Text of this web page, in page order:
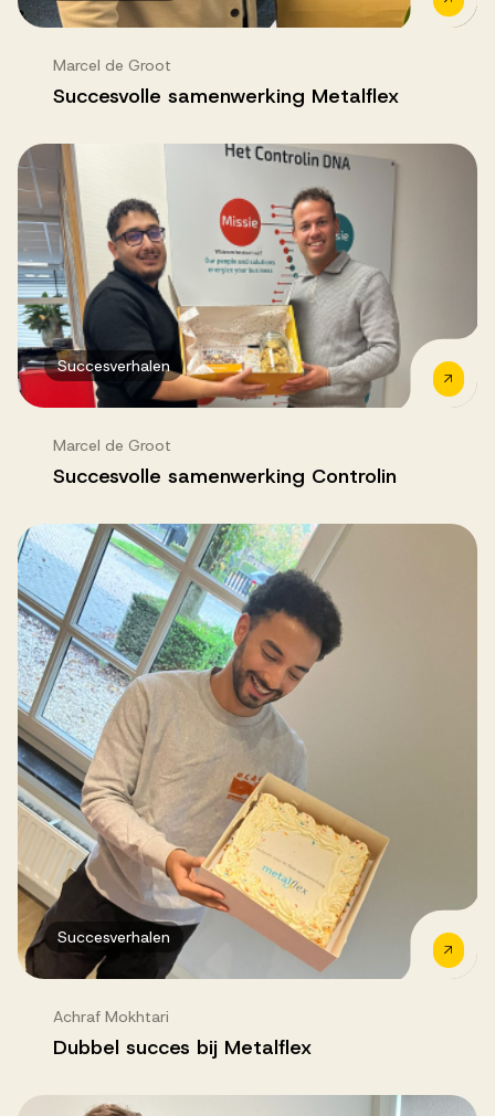
Marcel de Groot
Succesvolle samenwerking Metalflex
Succesverhalen
Marcel de Groot
Succesvolle samenwerking Controlin
Succesverhalen
Achraf Mokhtari
Dubbel succes bij Metalflex